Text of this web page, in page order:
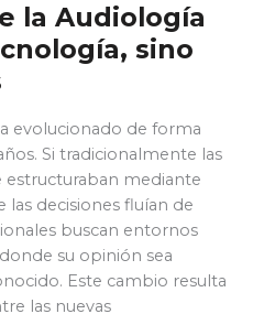
la Audiología
sino
evolucionado de forma
Si tradicionalmente las
estructuraban mediante
las decisiones fluían de
buscan entornos
su opinión sea
Este cambio resulta
las nuevas